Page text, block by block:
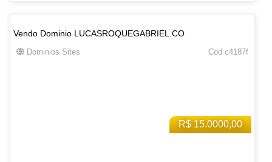
R$ 15.0000,00
Vendo Dominio LUCASROQUEGABRIEL.CO
Dominios Sites Cod c4187f